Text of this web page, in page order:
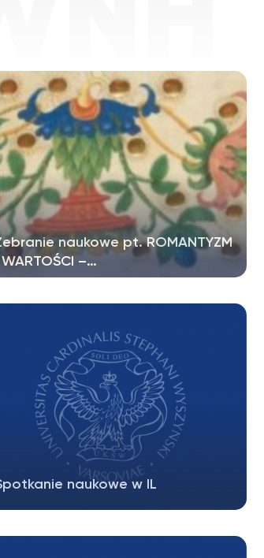
naukowe pt. ROMANTYZM
WARTOŚCI –…
zaprasza na otwarte
naukowe w IL
LITERATURY POLSKIEJ DRUGIEJ